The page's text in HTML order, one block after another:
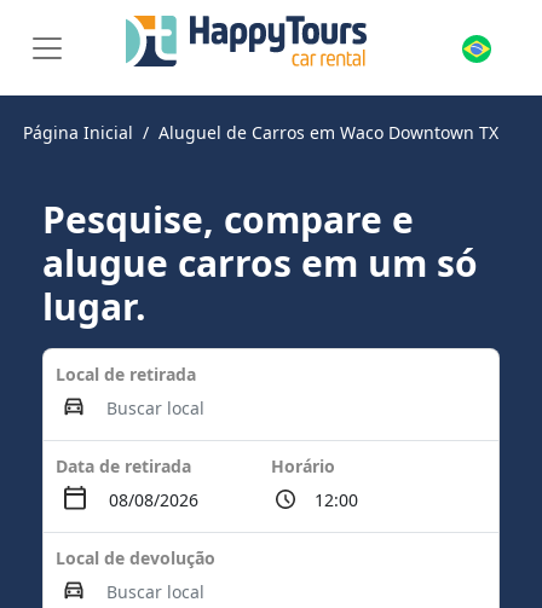
Página Inicial Aluguel de Carros em Waco Downtown TX
Pesquise, compare e
alugue carros em um só
lugar.
Local de retirada
Data de retirada Horário
Local de devolução